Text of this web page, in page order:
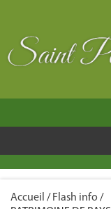
Accueil / Flash info /